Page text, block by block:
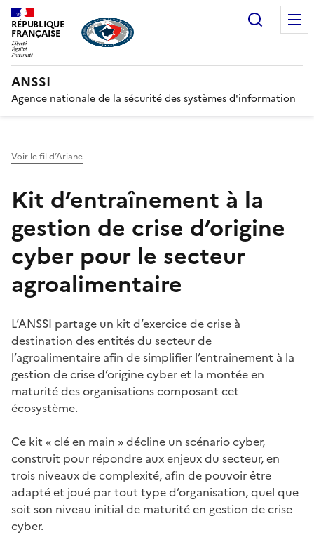
RÉPUBLIQUE
FRANÇAISE
ANSSI
Agence nationale de la sécurité des systèmes d'information
Voir le fil d’Ariane
Kit d’entraînement à la
gestion de crise d’origine
cyber pour le secteur
agroalimentaire
L’ANSSI partage un kit d’exercice de crise à
destination des entités du secteur de
l’agroalimentaire afin de simplifier l’entrainement à la
gestion de crise d’origine cyber et la montée en
maturité des organisations composant cet
écosystème.
Ce kit « clé en main » décline un scénario cyber,
construit pour répondre aux enjeux du secteur, en
trois niveaux de complexité, afin de pouvoir être
adapté et joué par tout type d’organisation, quel que
soit son niveau initial de maturité en gestion de crise
cyber.